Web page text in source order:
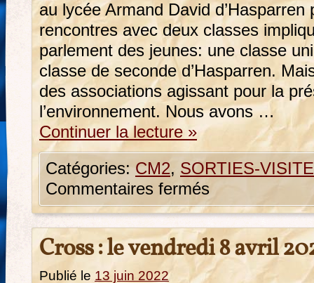
au lycée Armand David d’Hasparren
rencontres avec deux classes
parlement des jeunes: une classe
classe de seconde d’Hasparren.
des associations agissant pour la
l’environnement. Nous avons …
Continuer la lecture »
Catégories: CM2, SORTIES-
Commentaires fermés
Cross : le vendredi 8 avril
Publié le 13 juin 2022